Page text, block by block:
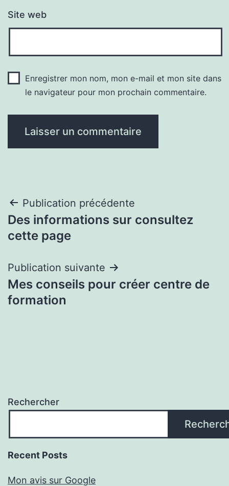
Site web
Enregistrer mon nom, mon e-mail et mon site dans
le navigateur pour mon prochain commentaire.
Navigation
de
Publication précédente
Des informations sur consultez
cette page
Publication suivante
Mes conseils pour créer centre de
formation
Rechercher
Recent Posts
Mon avis sur Google